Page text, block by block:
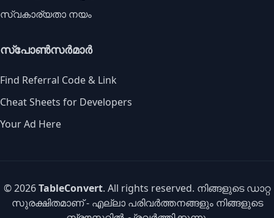
സ്വകാര്യതാ നയം
സ്പോൺസർമാർ
Find Referral Code & Link
Cheat Sheets for Developers
Your Ad Here
© 2026TableConvert. All rights reserved. നിങ്ങളുടെ ഡാറ്റ
സുരക്ഷിതമാണ് - എല്ലാ പരിവർത്തനങ്ങളും നിങ്ങളുടെ